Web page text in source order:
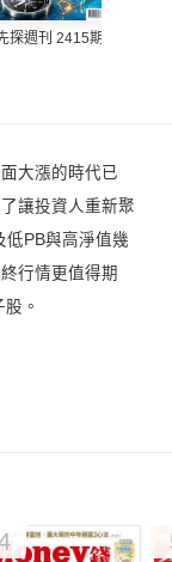
探週刊 2415期
大漲的時代已
讓投資人重新聚
低PB與高淨值幾
行情更值得期
。